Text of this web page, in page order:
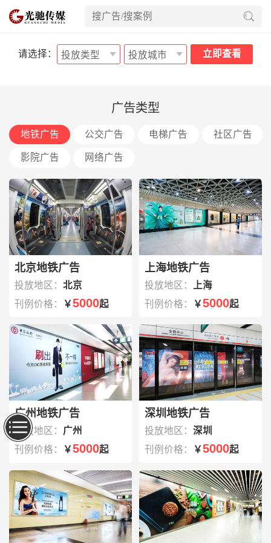
请选择： 立即查看
广告类型
地铁广告 公交广告 电梯广告 社区广告
影院广告 网络广告
北京地铁广告
投放地区： 北京
刊例价格：
￥5000起
上海地铁广告
投放地区：
上海
刊例价格：
￥5000起
广州地铁广告
投放地区： 广州
刊例价格：
￥5000起
深圳地铁广告
投放地区：深圳
刊例价格：
￥5000起